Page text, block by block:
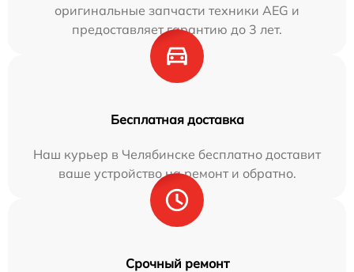
оригинальные запчасти техники AEG и
предоставляет гарантию до 3 лет.
Бесплатная доставка
Наш курьер в Челябинске бесплатно доставит
ваше устройство на ремонт и обратно.
Срочный ремонт